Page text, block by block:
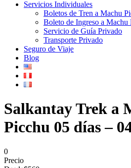
Servicios Individuales
Boletos de Tren a Machu
Boleto de Ingreso a Machu
Servicio de Guía Privado
Transporte Privado
Seguro de Viaje
Blog
Salkantay Trek a
Picchu 05 días –
0
Precio